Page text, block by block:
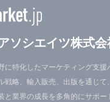
文の河岡博士以外
、Dr. Gabriele
のDr. Andrea
ソシエイツ株式会
に特化したマーケティング支援
戦略、輸入販売、出版を通じて
と業界の成長を多角的にサポー